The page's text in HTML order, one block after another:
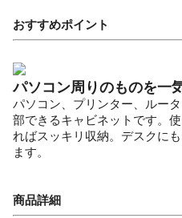
おすすめポイント
パソコン周りのものを一
パソコン、プリンター、ルー
部できるキャビネットです。
ればスッキリ収納。デスクに
ます。
商品詳細